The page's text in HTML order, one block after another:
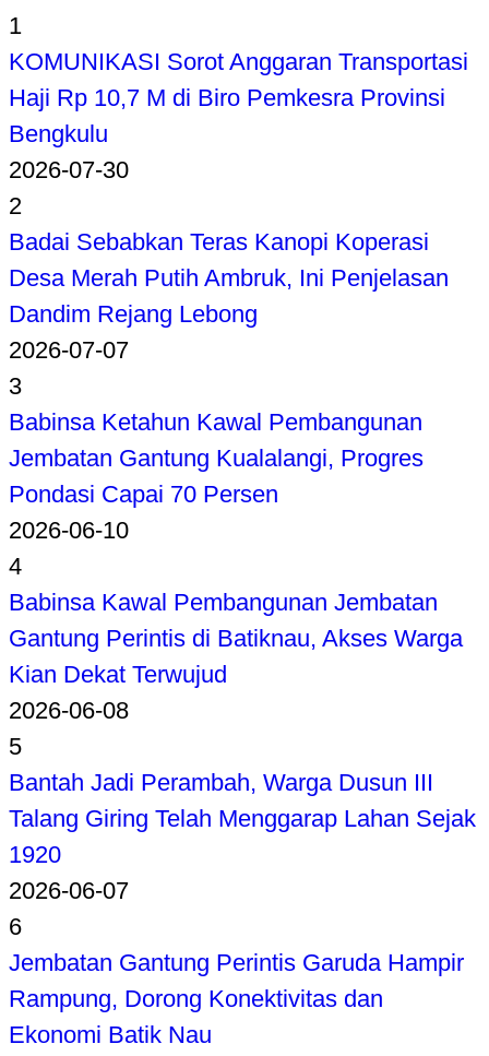
1
KOMUNIKASI Sorot Anggaran Transportasi
Haji Rp 10,7 M di Biro Pemkesra Provinsi
Bengkulu
2026-07-30
2
Badai Sebabkan Teras Kanopi Koperasi
Desa Merah Putih Ambruk, Ini Penjelasan
Dandim Rejang Lebong
2026-07-07
3
Babinsa Ketahun Kawal Pembangunan
Jembatan Gantung Kualalangi, Progres
Pondasi Capai 70 Persen
2026-06-10
4
Babinsa Kawal Pembangunan Jembatan
Gantung Perintis di Batiknau, Akses Warga
Kian Dekat Terwujud
2026-06-08
5
Bantah Jadi Perambah, Warga Dusun III
Talang Giring Telah Menggarap Lahan Sejak
1920
2026-06-07
6
Jembatan Gantung Perintis Garuda Hampir
Rampung, Dorong Konektivitas dan
Ekonomi Batik Nau